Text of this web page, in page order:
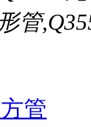
管
管